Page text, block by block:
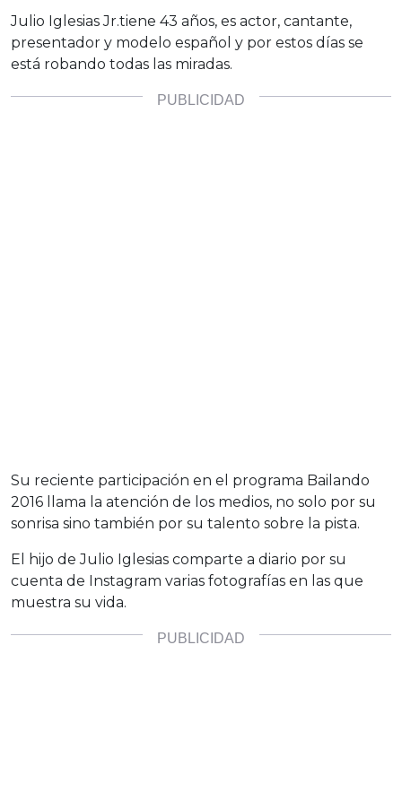
Julio Iglesias Jr.tiene 43 años, es actor, cantante,
presentador y modelo español y por estos días se
está robando todas las miradas.
Su reciente participación en el programa Bailando
2016 llama la atención de los medios, no solo por su
sonrisa sino también por su talento sobre la pista.
El hijo de Julio Iglesias comparte a diario por su
cuenta de Instagram varias fotografías en las que
muestra su vida.